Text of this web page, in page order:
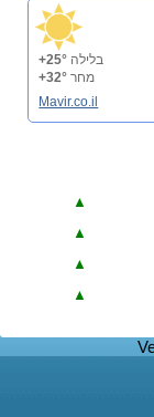
בלילה +25°
מחר +32°
Mavir.co.il
▲
▲
▲
▲